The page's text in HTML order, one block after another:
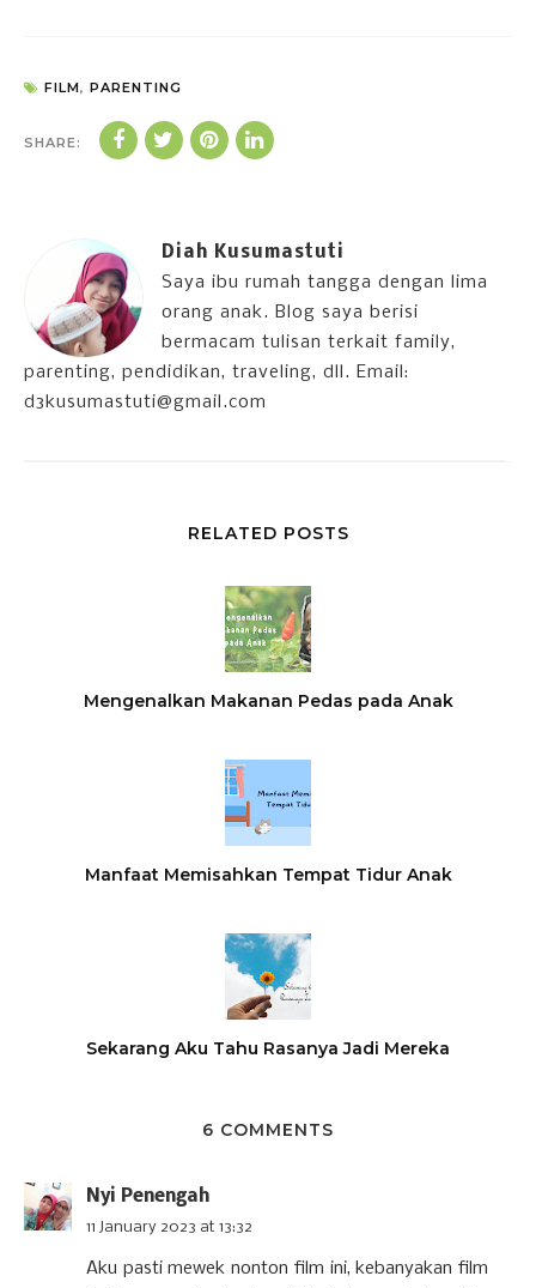
FILM, PARENTING
SHARE:
Diah Kusumastuti
Saya ibu rumah tangga dengan lima
orang anak. Blog saya berisi
bermacam tulisan terkait family,
parenting, pendidikan, traveling, dll. Email:
d3kusumastuti@gmail.com
RELATED POSTS
Mengenalkan Makanan Pedas pada Anak
Manfaat Memisahkan Tempat Tidur Anak
Sekarang Aku Tahu Rasanya Jadi Mereka
6 COMMENTS
Nyi Penengah
11 January 2023 at 13:32
Aku pasti mewek nonton film ini, kebanyakan film